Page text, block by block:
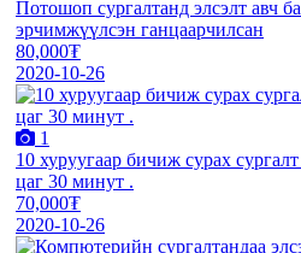
Потошоп сургалтанд элсэлт авч
эрчимжүүлсэн ганцаарчилсан
80,000₮
2020-10-26
1
10 хуруугаар бичиж сурах
цаг 30 минут .
70,000₮
2020-10-26